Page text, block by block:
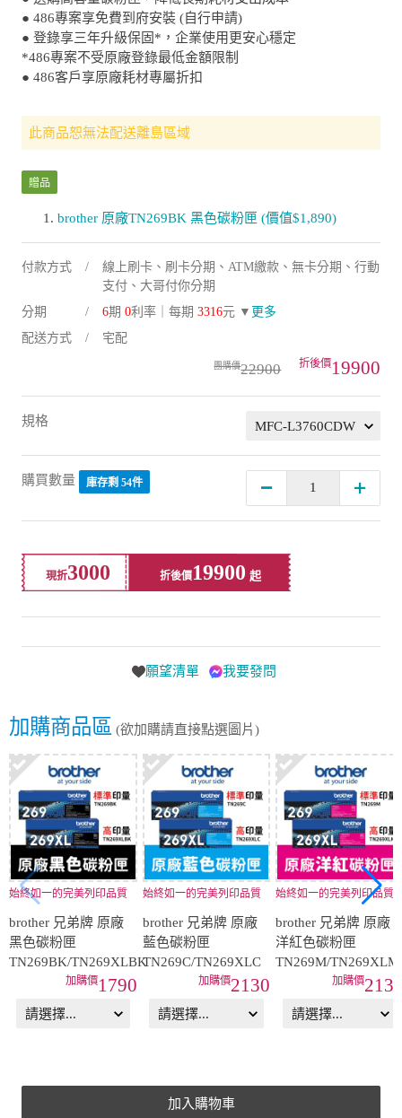
● 486專案享免費到府安裝 (自行申請)
● 登錄享三年升級保固*，企業使用更安心穩定
*486專案不受原廠登錄最低金額限制
● 486客戶享原廠耗材專屬折扣
此商品恕無法配送離島區域
贈品
brother 原廠TN269BK 黑色碳粉匣 (價值$1,890)
付款方式
線上刷卡、刷卡分期、ATM繳款、無卡分期、行動
支付、大哥付你分期
分期
6期 0利率｜每期 3316元 ▼ 更多
配送方式
宅配
22900 19900
規格
購買數量 庫存剩 54件
現折3000 折後價19900
願望清單 我要發問
加購商品區 (欲加購請直接點選圖片)
始終如一的完美列印品質
brother 兄弟牌 原廠
黑色碳粉匣
TN269BK/TN269XLBK
1790
始終如一的完美列印品質
brother 兄弟牌 原廠
藍色碳粉匣
TN269C/TN269XLC
2130
始終如一的完美列印品質
brother 兄弟牌 原廠
洋紅色碳粉匣
TN269M/TN269XLM
加入購物車